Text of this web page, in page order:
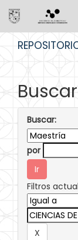
Buscar
Buscar:
por
Filtros